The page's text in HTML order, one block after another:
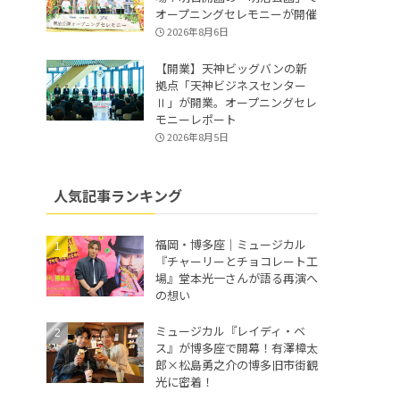
オープニングセレモニーが開催
2026年8月6日
【開業】天神ビッグバンの新
拠点「天神ビジネスセンター
Ⅱ」が開業。オープニングセレ
モニーレポート
2026年8月5日
人気記事ランキング
福岡・博多座｜ミュージカル
『チャーリーとチョコレート工
場』堂本光一さんが語る再演へ
の想い
ミュージカル『レイディ・ベ
ス』が博多座で開幕！有澤樟太
郎×松島勇之介の博多旧市街観
光に密着！